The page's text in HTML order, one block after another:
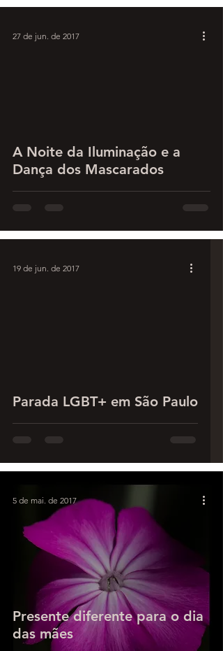
A Noite da Iluminação e a
Dança dos Mascarados
27 de jun. de 2017
Parada LGBT+ em São Paulo
19 de jun. de 2017
Presente diferente para o dia
das mães
5 de mai. de 2017